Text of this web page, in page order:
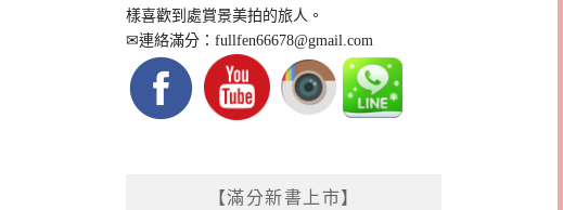
樣喜歡到處賞景美拍的旅人。
✉連絡滿分：fullfen66678@gmail.com
【滿分新書上市】